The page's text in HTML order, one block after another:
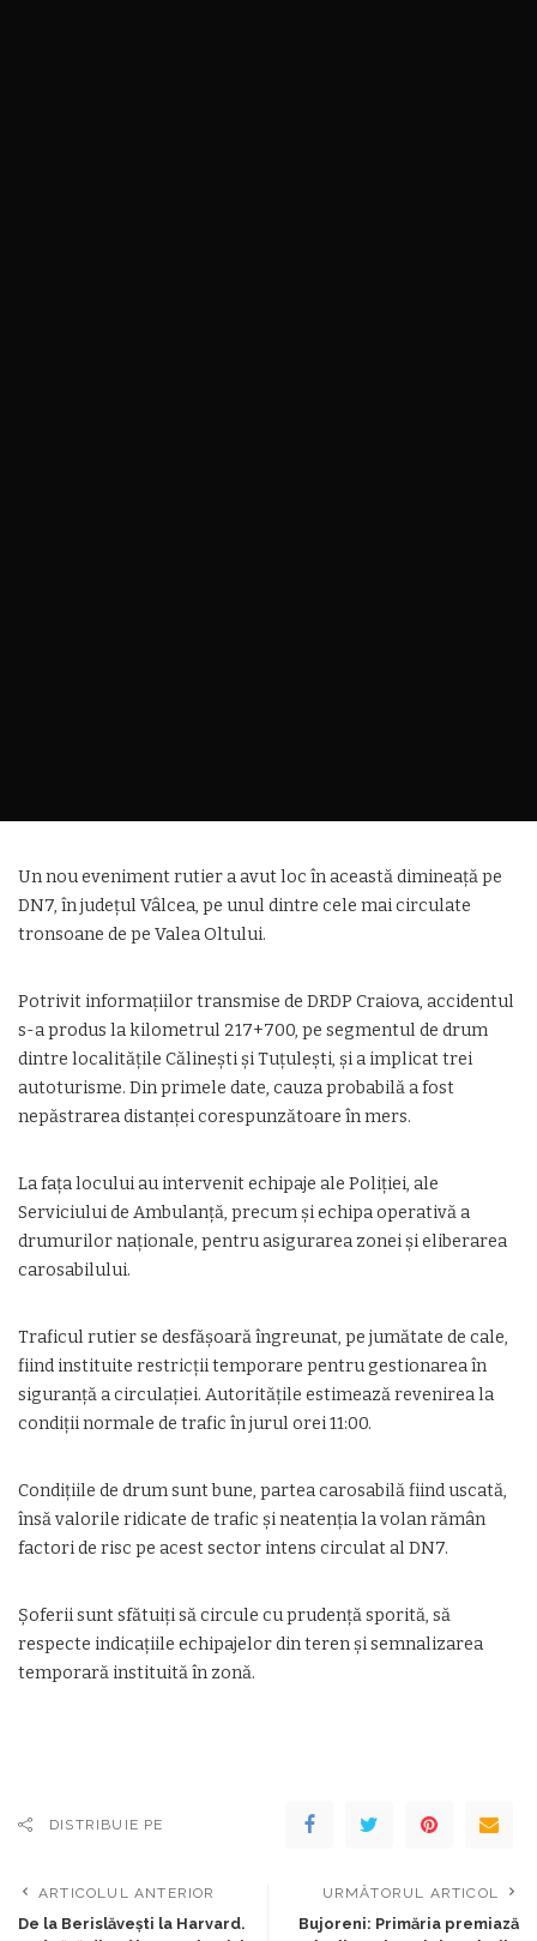
Un nou eveniment rutier a avut loc în această dimineață pe
DN7, în județul Vâlcea, pe unul dintre cele mai circulate
tronsoane de pe Valea Oltului.
Potrivit informațiilor transmise de DRDP Craiova, accidentul
s-a produs la kilometrul 217+700, pe segmentul de drum
dintre localitățile Călinești și Tuțulești, și a implicat trei
autoturisme. Din primele date, cauza probabilă a fost
nepăstrarea distanței corespunzătoare în mers.
La fața locului au intervenit echipaje ale Poliției, ale
Serviciului de Ambulanță, precum și echipa operativă a
drumurilor naționale, pentru asigurarea zonei și eliberarea
carosabilului.
Traficul rutier se desfășoară îngreunat, pe jumătate de cale,
fiind instituite restricții temporare pentru gestionarea în
siguranță a circulației. Autoritățile estimează revenirea la
condiții normale de trafic în jurul orei 11:00.
Condițiile de drum sunt bune, partea carosabilă fiind uscată,
însă valorile ridicate de trafic și neatenția la volan rămân
factori de risc pe acest sector intens circulat al DN7.
Șoferii sunt sfătuiți să circule cu prudență sporită, să
respecte indicațiile echipajelor din teren și semnalizarea
temporară instituită în zonă.
DISTRIBUIE PE
ARTICOLUL ANTERIOR
De la Berislăvești la Harvard.
URMĂTORUL ARTICOL
Bujoreni: Primăria premiază